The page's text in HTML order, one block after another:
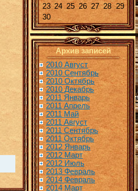
23 24 25 26 27 28 29
30
Архив записей
2010 Август
2010 Сентябрь
2010 Октябрь
2010 Декабрь
2011 Январь
2011 Апрель
2011 Май
2011 Август
2011 Сентябрь
2011 Октябрь
2012 Январь
2012 Март
2012 Июль
2013 Февраль
2014 Февраль
2014 Март